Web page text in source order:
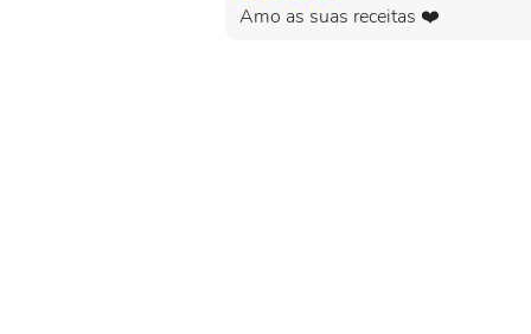
Amo as suas receitas ❤️